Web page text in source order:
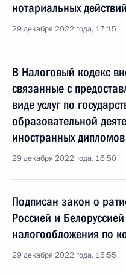
нотариальных действий
29 декабря 2022 года, 17:15
В Налоговый кодекс
связанные с
виде услуг по
образовательной
иностранных дипломов
29 декабря 2022 года, 16:50
Подписан закон о
Россией и
налогообложения по
29 декабря 2022 года, 15:55